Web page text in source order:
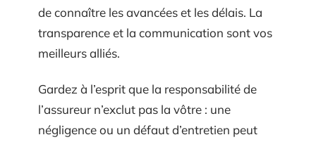
de connaître les avancées et les délais. La
transparence et la communication sont vos
meilleurs alliés.
Gardez à l’esprit que la responsabilité de
l’assureur n’exclut pas la vôtre : une
négligence ou un défaut d’entretien peut